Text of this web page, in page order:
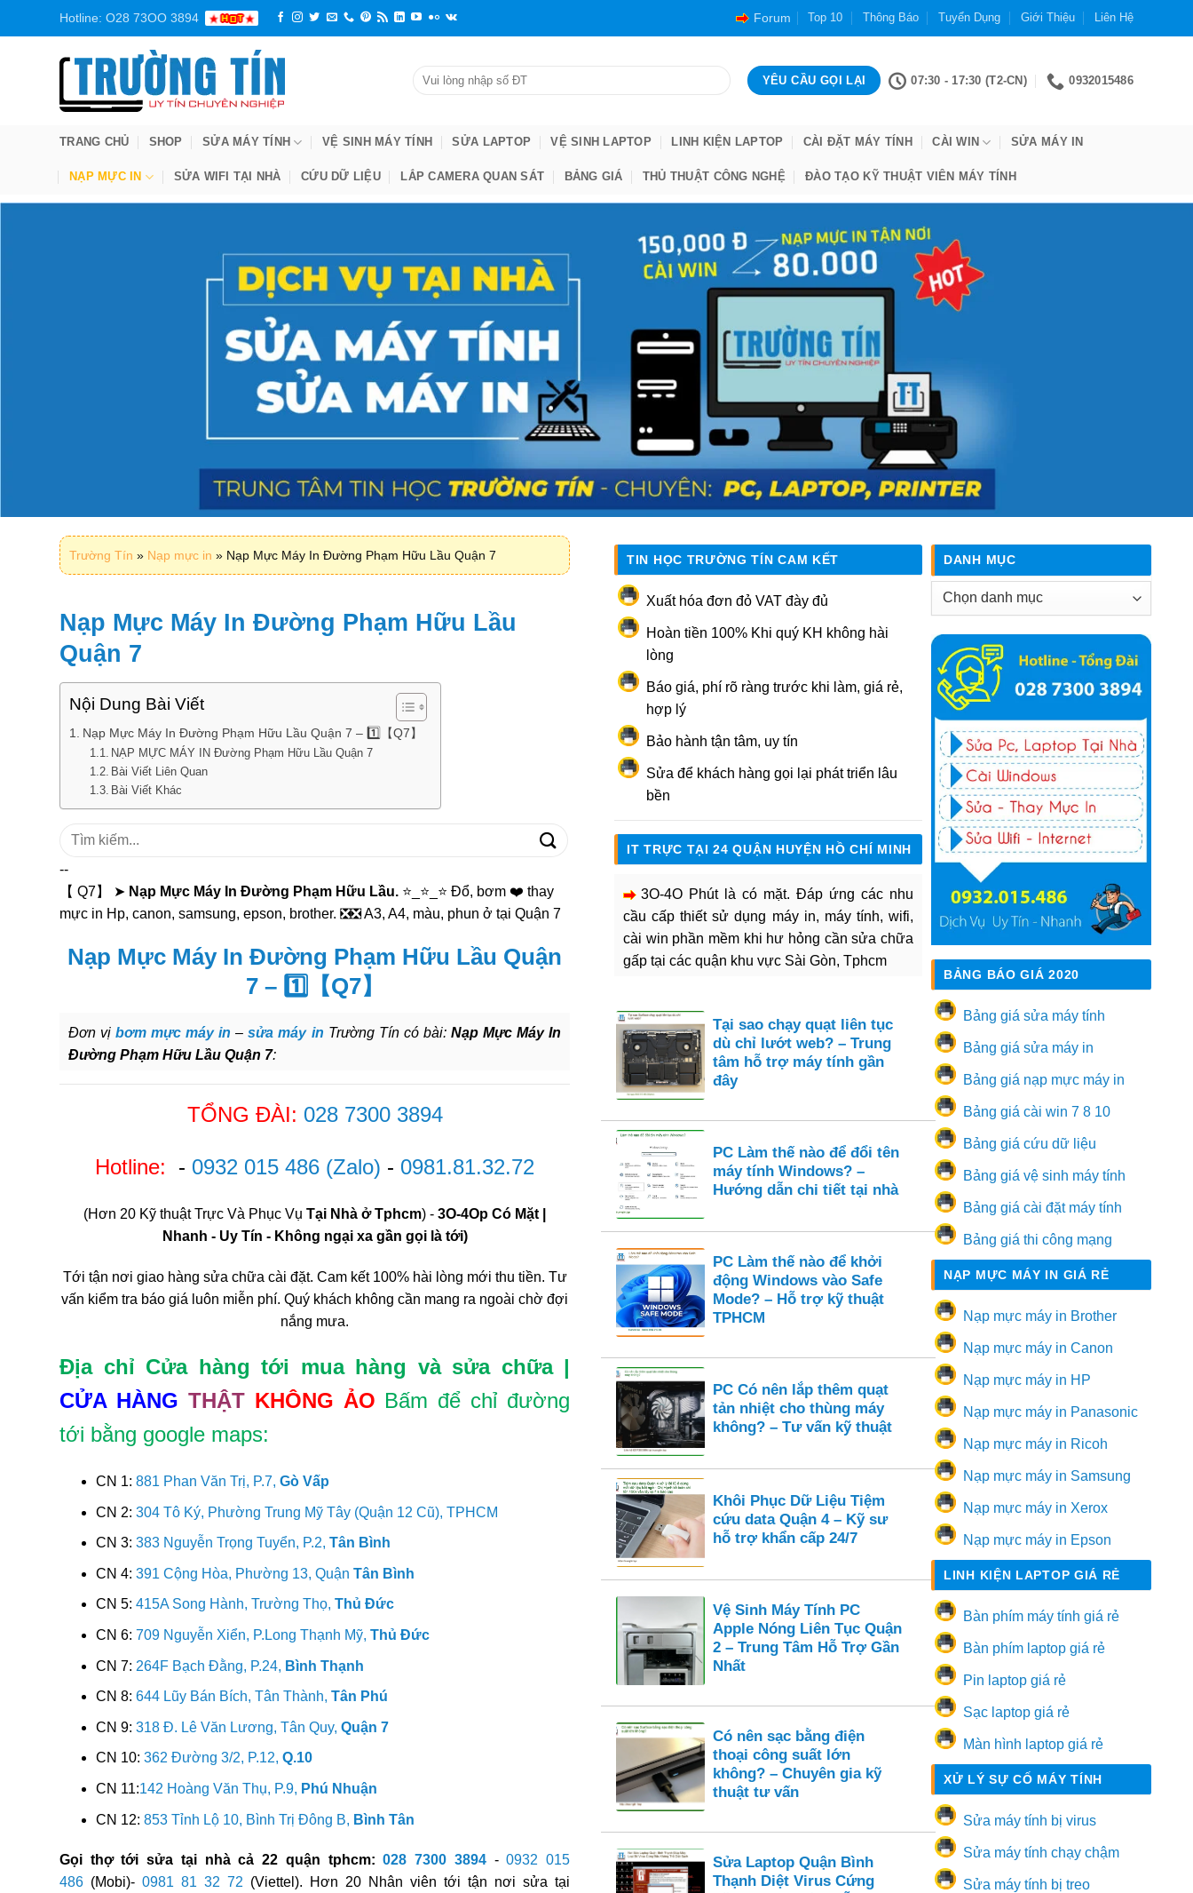
Hotline: O28 73OO 3894 Forum Top 10 Thông Báo Tuyển Dụng Giới Thiệu Liên Hệ
07:30 - 17:30 (T2-CN) 0932015486
TRANG CHỦ SHOP SỬA MÁY TÍNH VỆ SINH MÁY TÍNH SỬA LAPTOP VỆ SINH LAPTOP LINH KIỆN LAPTOP CÀI ĐẶT MÁY TÍNH CÀI WIN SỬA MÁY IN
NẠP MỰC IN SỬA WIFI TẠI NHÀ CỨU DỮ LIỆU LẮP CAMERA QUAN SÁT BẢNG GIÁ THỦ THUẬT CÔNG NGHỆ ĐÀO TẠO KỸ THUẬT VIÊN MÁY TÍNH
Trường Tín » Nạp mực in » Nạp Mực Máy In Đường Phạm Hữu Lầu Quận 7
Nạp Mực Máy In Đường Phạm Hữu Lầu
Quận 7
Nội Dung Bài Viết
Nạp Mực Máy In Đường Phạm Hữu Lầu Quận 7 – 1️⃣【Q7】
NẠP MỰC MÁY IN Đường Phạm Hữu Lầu Quận 7
Bài Viết Liên Quan
Bài Viết Khác
Tìm
--
【 Q7】 ➤ Nạp Mực Máy In Đường Phạm Hữu Lầu. ⭐_⭐_⭐ Đổ, bơm ❤️ thay
mực in Hp, canon, samsung, epson, brother. ❎❎ A3, A4, màu, phun ở tại Quận 7
Nạp Mực Máy In Đường Phạm Hữu Lầu Quận
7 – 1️⃣【Q7】
Đơn vịbơm mực máy in –sửa máy in Trường Tín có bài: Nạp Mực Máy In
Đường Phạm Hữu Lầu Quận 7:
TỔNG ĐÀI: 028 7300 3894
Hotline: - 0932 015 486 (Zalo) - 0981.81.32.72
(Hơn 20 Kỹ thuật Trực Và Phục Vụ Tại Nhà ở Tphcm) - 3O-4Op Có Mặt |
Nhanh - Uy Tín - Không ngại xa gần gọi là tới)
Tới tận nơi giao hàng sửa chữa cài đặt. Cam kết 100% hài lòng mới thu tiền. Tư
vấn kiểm tra báo giá luôn miễn phí. Quý khách không cần mang ra ngoài chờ đợi
nắng mưa.
Địa chỉ Cửa hàng tới mua hàng và sửa chữa |
CỬA HÀNG THẬTKHÔNG ẢO Bấm để chỉ đường
tới bằng google maps:
CN 1: 881 Phan Văn Trị, P.7, Gò Vấp
CN 2: 304 Tô Ký, Phường Trung Mỹ Tây (Quận 12 Cũ), TPHCM
CN 3: 383 Nguyễn Trọng Tuyển, P.2, Tân Bình
CN 4: 391 Cộng Hòa, Phường 13, Quận Tân Bình
CN 5: 415A Song Hành, Trường Thọ, Thủ Đức
CN 6: 709 Nguyễn Xiển, P.Long Thạnh Mỹ, Thủ Đức
CN 7: 264F Bạch Đằng, P.24, Bình Thạnh
CN 8: 644 Lũy Bán Bích, Tân Thành, Tân Phú
CN 9: 318 Đ. Lê Văn Lương, Tân Quy, Quận 7
CN 10: 362 Đường 3/2, P.12, Q.10
CN 11:142 Hoàng Văn Thụ, P.9, Phú Nhuận
CN 12: 853 Tỉnh Lộ 10, Bình Trị Đông B, Bình Tân
Gọi thợ tới sửa tại nhà cả 22 quận tphcm:028 7300 3894 -0932 015
486 (Mobi)- 0981 81 32 72 (Viettel). Hơn 20 Nhân viên tới tận nơi sửa tại
TIN HỌC TRƯỜNG TÍN CAM KẾT
Xuất hóa đơn đỏ VAT đày đủ
Hoàn tiền 100% Khi quý KH không hài
lòng
Báo giá, phí rõ ràng trước khi làm, giá rẻ,
hợp lý
Bảo hành tận tâm, uy tín
Sửa để khách hàng gọi lại phát triển lâu
bền
IT TRỰC TẠI 24 QUẬN HUYỆN HỒ CHÍ MINH
3O-4O Phút là có mặt. Đáp ứng các nhu
cầu cấp thiết sử dụng máy in, máy tính, wifi,
cài win phần mềm khi hư hỏng cần sửa chữa
gấp tại các quận khu vực Sài Gòn, Tphcm
Tại sao chạy quạt liên tục
dù chỉ lướt web? – Trung
tâm hỗ trợ máy tính gần
đây
PC Làm thế nào để đổi tên
máy tính Windows? –
Hướng dẫn chi tiết tại nhà
PC Làm thế nào để khởi
động Windows vào Safe
Mode? – Hỗ trợ kỹ thuật
TPHCM
PC Có nên lắp thêm quạt
tản nhiệt cho thùng máy
không? – Tư vấn kỹ thuật
Khôi Phục Dữ Liệu Tiệm
cứu data Quận 4 – Kỹ sư
hỗ trợ khẩn cấp 24/7
Vệ Sinh Máy Tính PC
Apple Nóng Liên Tục Quận
2 – Trung Tâm Hỗ Trợ Gần
Nhất
Có nên sạc bằng điện
thoại công suất lớn
không? – Chuyên gia kỹ
thuật tư vấn
Sửa Laptop Quận Bình
Thạnh Diệt Virus Cứng
DANH MỤC
Danh
BẢNG BÁO GIÁ 2020
Bảng giá sửa máy tính
Bảng giá sửa máy in
Bảng giá nạp mực máy in
Bảng giá cài win 7 8 10
Bảng giá cứu dữ liệu
Bảng giá vệ sinh máy tính
Bảng giá cài đặt máy tính
Bảng giá thi công mạng
NẠP MỰC MÁY IN GIÁ RẺ
Nạp mực máy in Brother
Nạp mực máy in Canon
Nạp mực máy in HP
Nạp mực máy in Panasonic
Nạp mực máy in Ricoh
Nạp mực máy in Samsung
Nạp mực máy in Xerox
Nạp mực máy in Epson
LINH KIỆN LAPTOP GIÁ RẺ
Bàn phím máy tính giá rẻ
Bàn phím laptop giá rẻ
Pin laptop giá rẻ
Sạc laptop giá rẻ
Màn hình laptop giá rẻ
XỬ LÝ SỰ CỐ MÁY TÍNH
Sửa máy tính bị virus
Sửa máy tính chạy chậm
Sửa máy tính bị treo